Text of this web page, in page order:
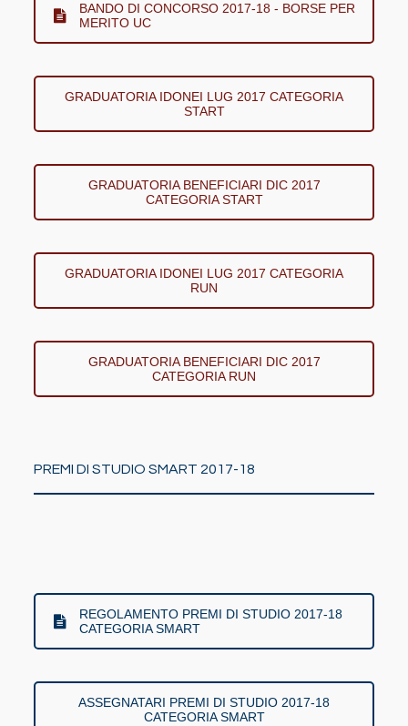
BANDO DI CONCORSO 2017-18 - BORSE PER
MERITO UC
GRADUATORIA IDONEI LUG 2017 CATEGORIA
START
GRADUATORIA BENEFICIARI DIC 2017
CATEGORIA START
GRADUATORIA IDONEI LUG 2017 CATEGORIA
RUN
GRADUATORIA BENEFICIARI DIC 2017
CATEGORIA RUN
PREMI DI STUDIO SMART 2017-18
REGOLAMENTO PREMI DI STUDIO 2017-18
CATEGORIA SMART
ASSEGNATARI PREMI DI STUDIO 2017-18
CATEGORIA SMART